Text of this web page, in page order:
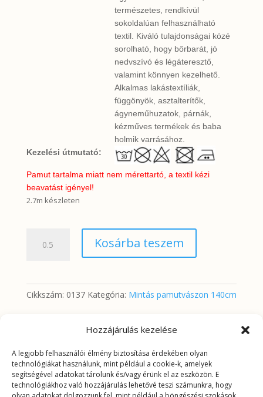
Hozzájárulás kezelése
A legjobb felhasználói élmény biztosítása érdekében olyan
technológiákat használunk, mint például a cookie-k, amelyek
segítségével adatokat tárolunk és/vagy érünk el az eszközön. E
technológiákhoz való hozzájárulás lehetővé teszi számunkra, hogy
természetes, rendkívül
sokoldalúan felhasználható
textil. Kiváló tulajdonságai közé
sorolható, hogy bőrbarát, jó
nedvszívó és légáteresztő,
valamint könnyen kezelhető.
Alkalmas lakástextíliák,
függönyök, asztalterítők,
ágyneműhuzatok, párnák,
kézműves termékek és baba
holmik varrásához.
Kezelési útmutató:
Pamut tartalma miatt nem mérettartó, a textil kézi
beavatást igényel!
2.7m készleten
rózsák
mennyiség
Kosárba teszem
Cikkszám: 0137 Kategória: Mintás pamutvászon 140cm
További információk